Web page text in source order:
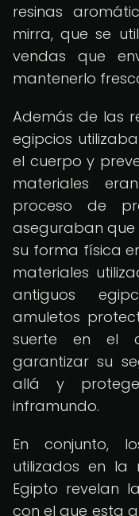
resinas
mirra, que se
vendas que
mantenerlo
Además de las
egipcios
el cuerpo y
materiales
proceso de
aseguraban
su forma física
materiales
antiguos
amuletos
suerte en el
garantizar su
allá y
inframundo.
En conjunto,
utilizados en la
Egipto revelan
con el que esta